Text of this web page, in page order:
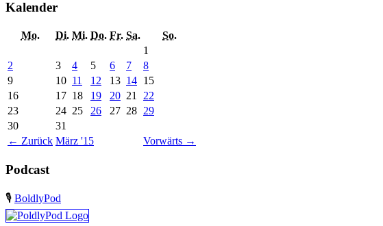
Kalender
Mo. Di. Mi. Do. Fr. Sa. So.
← Zurück März '15 Vorwärts →
1
2
3 4 5 6 7
8
9
10 11 12 13 14 15
16
17 18 19 20 21
22
23
24 25 26 27 28 29
30
31
Podcast
🎙️ BoldlyPod